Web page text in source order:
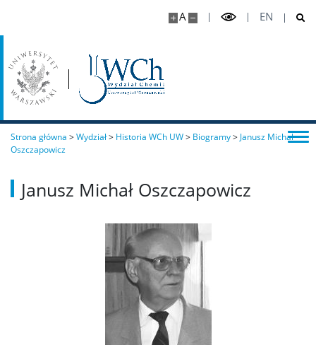
A EN
RadFarm
Doktoraty wdrożeniowe
Procedura przewodu doktorskiego
Ubezpieczenie zdrowotne
Dokumenty do pobrania
Strona główna >Wydział> Historia WCh UW> Biogramy> Janusz Michał
Oszczapowicz
Janusz Michał Oszczapowicz